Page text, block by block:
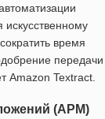
время
передачи
Amazon Textract.
(APM)